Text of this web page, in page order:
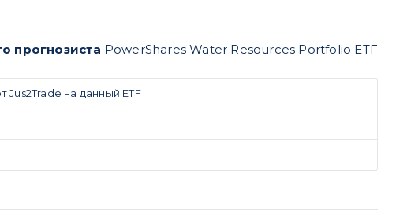
прогнозиста PowerShares Water Resources Portfolio ETF
Jus2Trade на данный ETF